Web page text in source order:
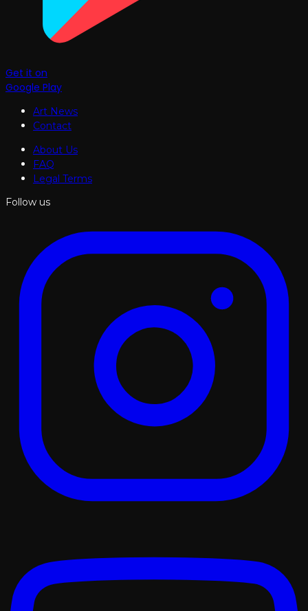
Get it on
Google Play
Art News
Contact
About Us
FAQ
Legal Terms
Follow us